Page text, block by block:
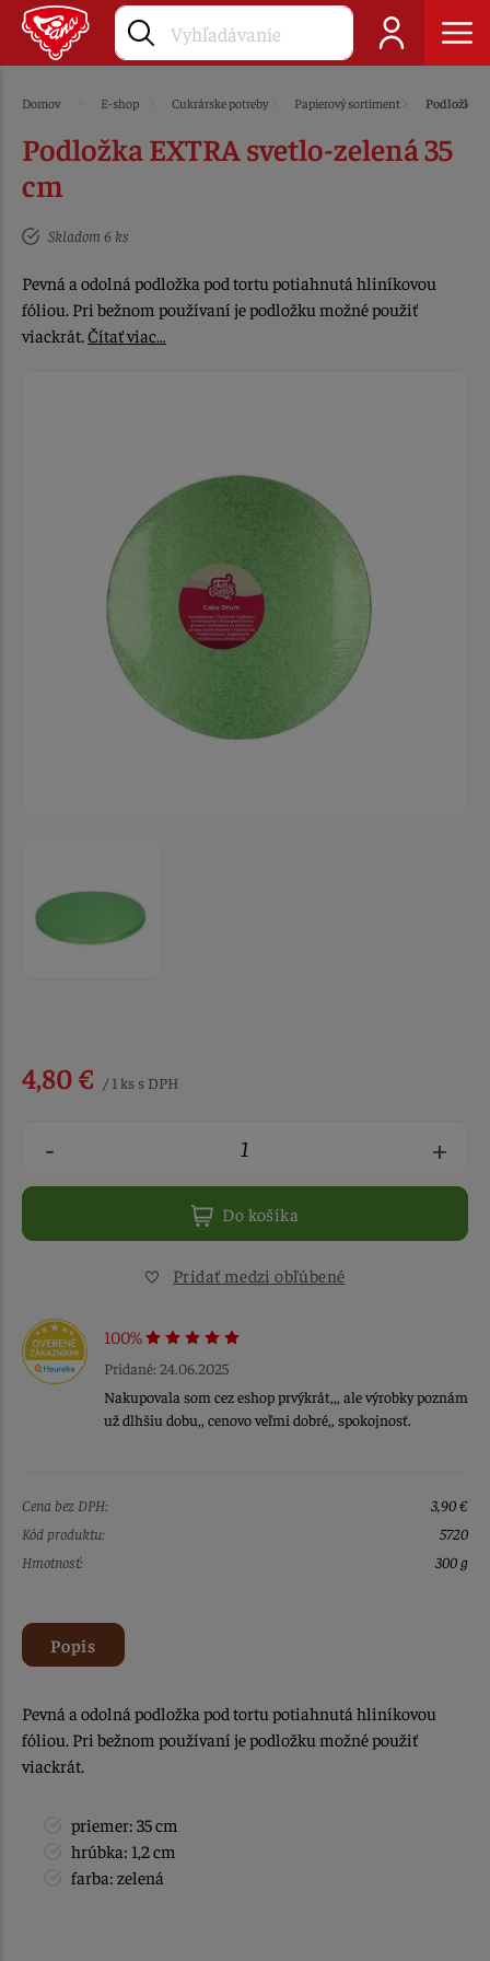
Domov E-shop Cukrárske potreby Papierový sortiment Podložky
Podložka EXTRA svetlo-zelená 35
cm
Skladom 6 ks
Pevná a odolná podložka pod tortu potiahnutá hliníkovou
fóliou. Pri bežnom používaní je podložku možné použiť
viackrát.Čítať viac…
4,80 € / 1 ks s DPH
- +
Do košíka
Pridať medzi obľúbené
100%
Pridané: 24.06.2025
Nakupovala som cez eshop prvýkrát,,, ale výrobky poznám
už dlhšiu dobu,, cenovo veľmi dobré,, spokojnosť.
Cena bez DPH:
3,90 €
Kód produktu:
5720
Hmotnosť:
300 g
Popis
Pevná a odolná podložka pod tortu potiahnutá hliníkovou
fóliou. Pri bežnom používaní je podložku možné použiť
viackrát.
priemer: 35 cm
hrúbka: 1,2 cm
farba: zelená